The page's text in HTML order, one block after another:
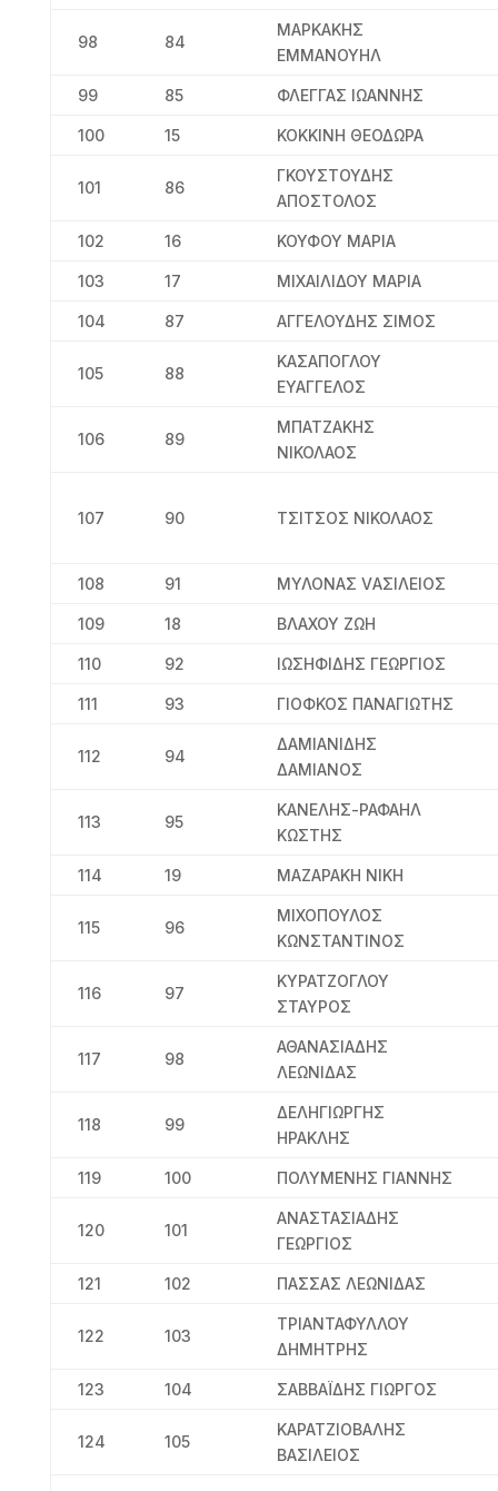
98 84
ΜΑΡΚΑΚΗΣ
ΕΜΜΑΝΟΥΗΛ
99 85 ΦΛΕΓΓΑΣ ΙΩΑΝΝΗΣ
100 15 ΚΟΚΚΙΝΗ ΘΕΟΔΩΡΑ
101 86
ΓΚΟΥΣΤΟΥΔΗΣ
ΑΠΟΣΤΟΛΟΣ
102 16 ΚΟΥΦΟΥ ΜΑΡΙΑ
103 17 ΜΙΧΑΙΛΙΔΟΥ ΜΑΡΙΑ
104 87 ΑΓΓΕΛΟΥΔΗΣ ΣΙΜΟΣ
105 88
ΚΑΣΑΠΟΓΛΟΥ
ΕΥΑΓΓΕΛΟΣ
106 89
ΜΠΑΤΖΑΚΗΣ
ΝΙΚΟΛΑΟΣ
107 90 ΤΣΙΤΣΟΣ ΝΙΚΟΛΑΟΣ
108 91 ΜΥΛΟΝΑΣ VΑΣΙΛΕΙΟΣ
109 18 ΒΛΑΧΟΥ ΖΩΗ
110 92 ΙΩΣΗΦΙΔΗΣ ΓΕΩΡΓΙΟΣ
111 93 ΓΙΟΦΚΟΣ ΠΑΝΑΓΙΩΤΗΣ
112 94
ΔΑΜΙΑΝΙΔΗΣ
ΔΑΜΙΑΝΟΣ
113 95
ΚΑΝΕΛΗΣ-ΡΑΦΑΗΛ
ΚΩΣΤΗΣ
114 19 ΜΑΖΑΡΑΚΗ ΝΙΚΗ
115 96
ΜΙΧΟΠΟΥΛΟΣ
ΚΩΝΣΤΑΝΤΙΝΟΣ
116 97
ΚΥΡΑΤΖΟΓΛΟΥ
ΣΤΑΥΡΟΣ
117 98
ΑΘΑΝΑΣΙΑΔΗΣ
ΛΕΩΝΙΔΑΣ
118 99
ΔΕΛΗΓΙΩΡΓΗΣ
ΗΡΑΚΛΗΣ
119 100 ΠΟΛΥΜΕΝΗΣ ΓΙΑΝΝΗΣ
120 101
ΑΝΑΣΤΑΣΙΑΔΗΣ
ΓΕΩΡΓΙΟΣ
121 102 ΠΑΣΣΑΣ ΛΕΩΝΙΔΑΣ
122 103
ΤΡΙΑΝΤΑΦΥΛΛΟΥ
ΔΗΜΗΤΡΗΣ
123 104 ΣΑΒΒΑΪΔΗΣ ΓΙΩΡΓΟΣ
124 105
ΚΑΡΑΤΖΙΟΒΑΛΗΣ
ΒΑΣΙΛΕΙΟΣ